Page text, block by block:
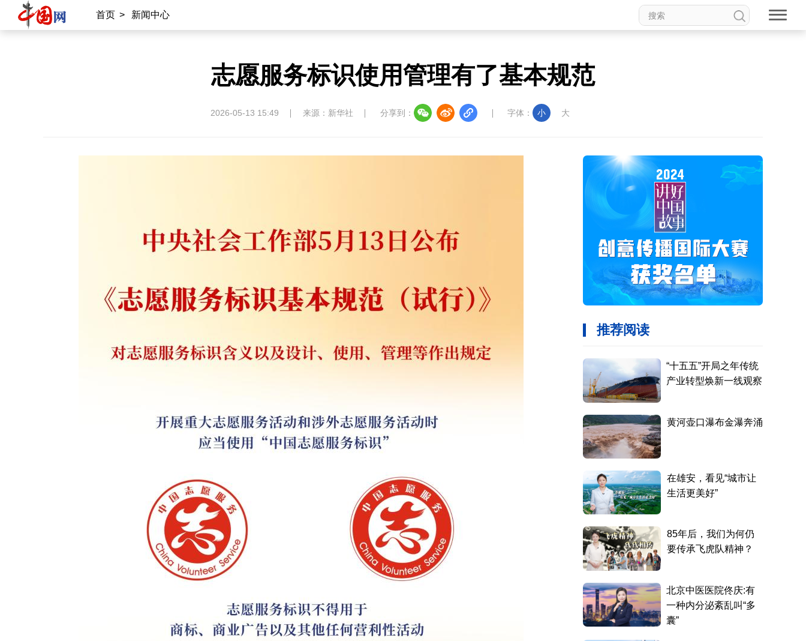
首页 > 新闻中心
志愿服务标识使用管理有了基本规范
2026-05-13 15:49 来源：新华社 分享到： 字体： 小 大